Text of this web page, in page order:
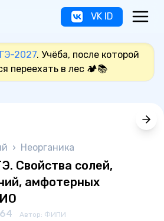
VK ID
2027. Учёба, после которой
переехать в лес 🏕️📚
› Неорганика
Свойства солей,
амфотерных
Автор: ФИПИ